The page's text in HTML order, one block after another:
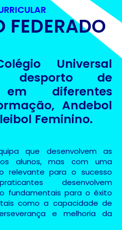
FEDERADO
Universal
desporto de
em diferentes
Andebol
Feminino.
que desenvolvem as
alunos, mas com uma
relevante para o sucesso
desenvolvem
fundamentais para o êxito
como a capacidade de
e melhoria da